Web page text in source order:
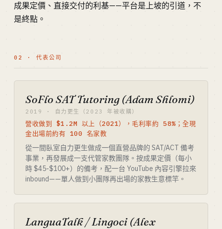
成果定價、直接交付的利基——平台是上坡的引道，不
是終點。
02 · 代表公司
SoFlo SAT Tutoring (Adam Shlomi)
2019 · 自力更生（2023 年被收購）
營收做到 $1.2M 以上（2021），毛利率約 58%；全現
金出場前約有 100 名家教
從一間臥室自力更生做成一個直營品牌的 SAT/ACT 備考
事業，再發展成一支代管家教團隊。按成果定價（每小
時 $45-$100+）的備考，配一台 YouTube 內容引擎拉來
inbound——單人做到小團隊再出場的家教生意標竿。
LanguaTalk / Lingoci (Alex